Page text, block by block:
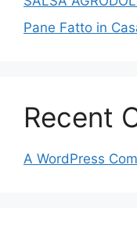
Pane Fatto in
Recent
A WordPress